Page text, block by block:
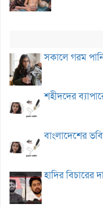
সকালে গরম
শহীদদের
বাংলাদেশের
হাদির বিচারের